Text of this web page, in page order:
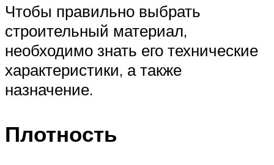
Чтобы правильно выбрать
строительный материал,
необходимо знать его технические
характеристики, а также
назначение.
Плотность